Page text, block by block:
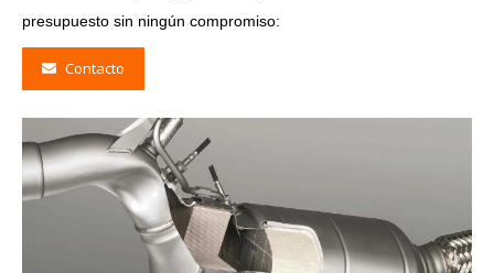
presupuesto sin ningún compromiso:
Contacto